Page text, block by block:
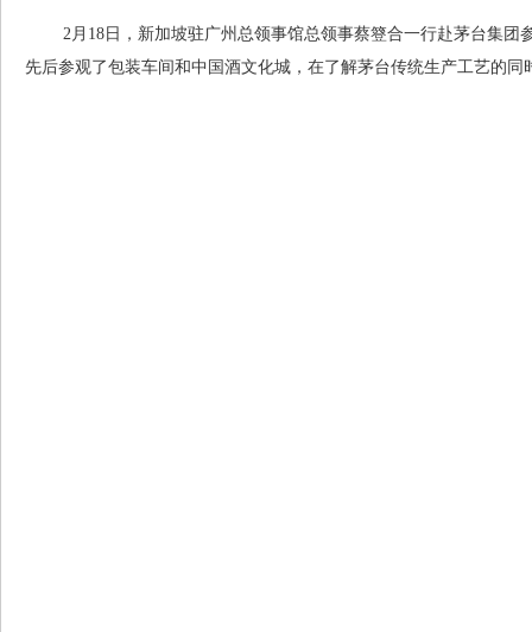
2月18日，新加坡驻广州总领事馆总领事蔡簦合一行赴茅台集团
先后参观了包装车间和中国酒文化城，在了解茅台传统生产工艺的